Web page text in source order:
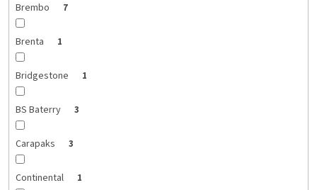
Brembo 7
Brenta 1
Bridgestone 1
BS Baterry 3
Carapaks 3
Continental 1